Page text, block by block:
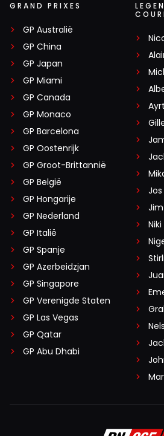
race zonder spannende inhaal
dat hij de beste auto heeft en het
gaat uiteraard.
Koekie1970
28 december 2019 08:06
Verstappen doet dat ook als
Meepraten? Dat kan! Je hoeft je
melden met een
INLOGGEN
GRAND PRIXES
GP Australië
GP China
GP Japan
GP Miami
GP Canada
GP Monaco
GP Barcelona
GP Oostenrijk
GP Groot-Brittannië
GP België
GP Hongarije
GP Nederland
GP Italië
GP Spanje
GP Azerbeidzjan
GP Singapore
GP Verenigde Staten
GP Las Vegas
GP Qatar
GP Abu Dhabi